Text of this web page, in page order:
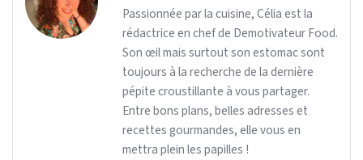
Passionnée par la cuisine, Célia est la
rédactrice en chef de Demotivateur Food.
Son œil mais surtout son estomac sont
toujours à la recherche de la dernière
pépite croustillante à vous partager.
Entre bons plans, belles adresses et
recettes gourmandes, elle vous en
mettra plein les papilles !